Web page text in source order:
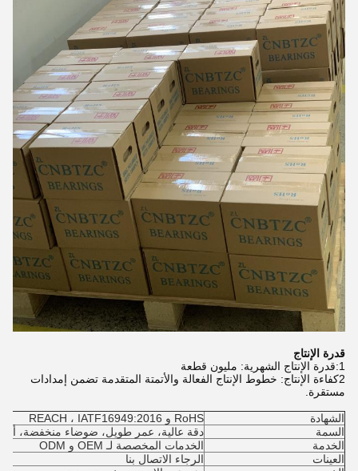
قدرة الإنتاج
1:قدرة الإنتاج الشهرية: مليون قطعة
2كفاءة الإنتاج: خطوط الإنتاج الفعالة والأتمتة المتقدمة تضمن إمدادات
مستقرة.
الشهادة
RoHS و REACH ، IATF16949:2016
السمة
دقة عالية، عمر طويل، ضوضاء منخفضة،
الخدمة
الخدمات المخصصة لـ OEM و ODM
العينات
الرجاء الاتصال بنا